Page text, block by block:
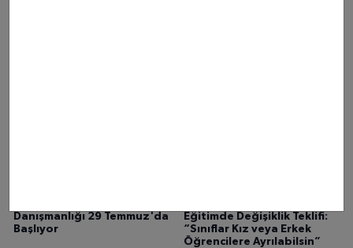
Danışmanlığı 29 Temmuz'da
Başlıyor
Eğitimde Değişiklik Teklifi:
“Sınıflar Kız veya Erkek
Öğrencilere Ayrılabilsin”